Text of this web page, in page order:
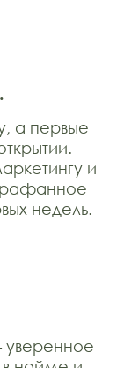
а первые
и
недель.
уверенное